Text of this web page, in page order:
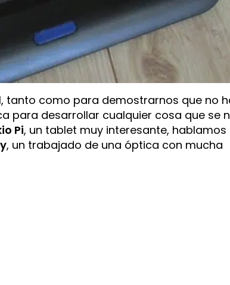
tanto como para demostrarnos que no
para desarrollar cualquier cosa que se
Pi, un tablet muy interesante, hablamos
, un trabajado de una óptica con mucha